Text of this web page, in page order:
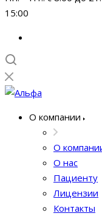
15:00
О компании
О
О нас
Пациенту
Лицензии
Контакты